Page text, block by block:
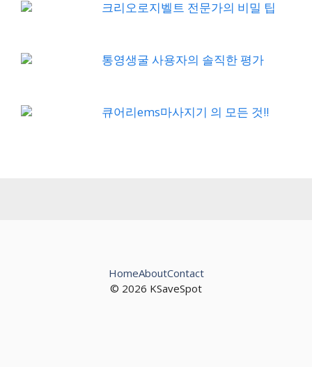
크리오로지벨트 전문가의 비밀 팁
통영생굴 사용자의 솔직한 평가
큐어리ems마사지기 의 모든 것!!
© 2026 KSaveSpot
HomeAboutContact